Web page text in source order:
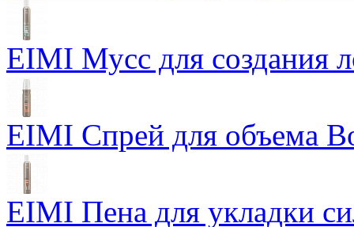
EIMI Мусс для создания
EIMI Спрей для объема
EIMI Пена для укладки